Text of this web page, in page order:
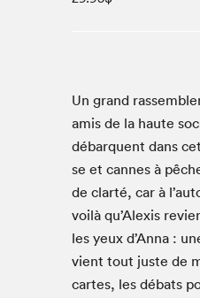
La lecture en cadeau
Le grand jeu de
de Montréal
Lettres québécoises
Louisiane enracinée
Mur des
SLM PRO
Zone Manga
Un grand
amis de la haute
débar­quent dans
se et cannes à
de clarté, car à
voilà qu’Alexis
les yeux d’Anna :
vient tout juste de
cartes, les débats